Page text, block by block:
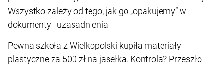
Wszystko zależy od tego, jak go „opakujemy” w
dokumenty i uzasadnienia.
Pewna szkoła z Wielkopolski kupiła materiały
plastyczne za 500 zł na jasełka. Kontrola? Przeszło